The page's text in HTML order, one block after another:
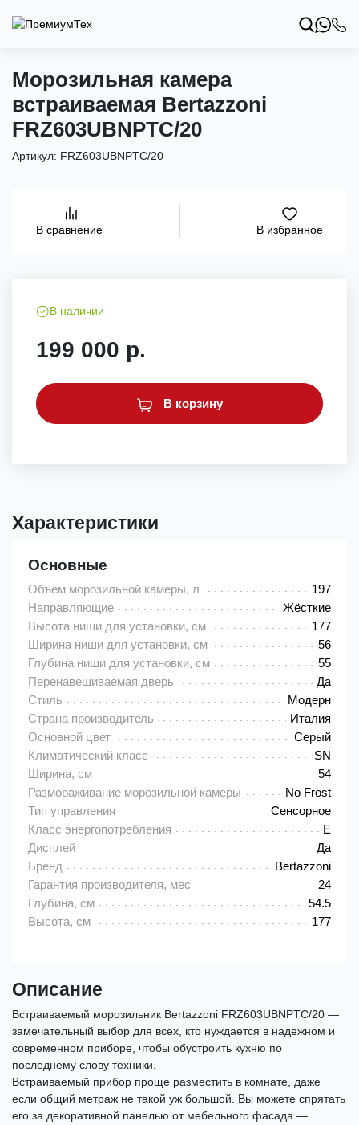
Морозильная камера
встраиваемая Bertazzoni
FRZ603UBNPTC/20
Артикул: FRZ603UBNPTC/20
В сравнение В избранное
В наличии
199 000 р.
В корзину
Характеристики
Основные
Объем морозильной камеры, л
197
Направляющие
Жёсткие
Высота ниши для установки, см
177
Ширина ниши для установки, см
56
Глубина ниши для установки, см
55
Перенавешиваемая дверь
Да
Стиль
Модерн
Страна производитель
Италия
Основной цвет
Серый
Климатический класс
SN
Ширина, см
54
Размораживание морозильной камеры
No Frost
Тип управления
Сенсорное
Класс энергопотребления
E
Дисплей
Да
Бренд
Bertazzoni
Гарантия производителя, мес
24
Глубина, см
54.5
Высота, см
177
Описание
Встраиваемый морозильник Bertazzoni FRZ603UBNPTC/20 —
замечательный выбор для всех, кто нуждается в надежном и
современном приборе, чтобы обустроить кухню по
последнему слову техники.
Встраиваемый прибор проще разместить в комнате, даже
если общий метраж не такой уж большой. Вы можете спрятать
его за декоративной панелью от мебельного фасада —